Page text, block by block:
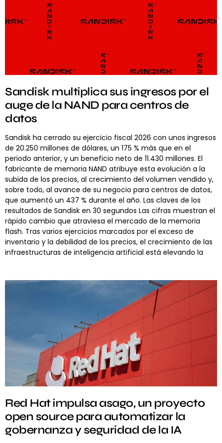
Sandisk multiplica sus ingresos por el
auge de la NAND para centros de
datos
Sandisk ha cerrado su ejercicio fiscal 2026 con unos ingresos
de 20.250 millones de dólares, un 175 % más que en el
periodo anterior, y un beneficio neto de 11.430 millones. El
fabricante de memoria NAND atribuye esta evolución a la
subida de los precios, al crecimiento del volumen vendido y,
sobre todo, al avance de su negocio para centros de datos,
que aumentó un 437 % durante el año. Las claves de los
resultados de Sandisk en 30 segundos Las cifras muestran el
rápido cambio que atraviesa el mercado de la memoria
flash. Tras varios ejercicios marcados por el exceso de
inventario y la debilidad de los precios, el crecimiento de las
infraestructuras de inteligencia artificial está elevando la
Red Hat impulsa asago, un proyecto
open source para automatizar la
gobernanza y seguridad de la IA